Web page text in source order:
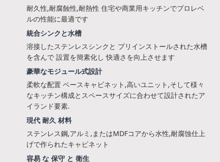
耐久性,耐腐蝕性,耐熱性 住宅や商業用キッチンでプロレベ
ルの性能に最適です
統合シンクと水槽
溶接したステンレスシンクと プリインストールされた水槽
を含んで 設置を簡素化し 快適さを向上させます
豪華なモジュール式設計
柔軟な配置 ベースキャビネット,高いユニット,そして様々
なキッチン構成とスペースサイズに合わせて設計されたア
イランド要素.
現代 耐久 材料
ステンレス鋼,アルミ,またはMDFコアから水性,耐腐蚀仕上
げで作られたキャビネット
容易 な 保守 と 衛生